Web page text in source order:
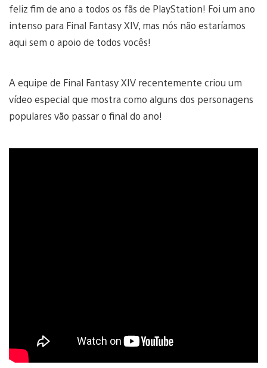
feliz fim de ano a todos os fãs de PlayStation! Foi um ano
intenso para Final Fantasy XIV, mas nós não estaríamos
aqui sem o apoio de todos vocês!
A equipe de Final Fantasy XIV recentemente criou um
vídeo especial que mostra como alguns dos personagens
populares vão passar o final do ano!